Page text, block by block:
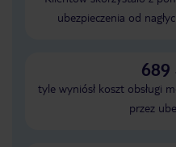
ubezpieczenia od
689
tyle wyniósł koszt obsługi
przez